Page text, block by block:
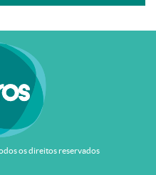
os direitos reservados